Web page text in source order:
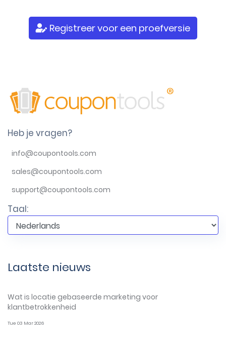
Registreer voor een proefversie
Heb je vragen?
info@coupontools.com
sales@coupontools.com
support@coupontools.com
Taal:
Laatste nieuws
Wat is locatie gebaseerde marketing voor
klantbetrokkenheid
Tue 03 Mar 2026